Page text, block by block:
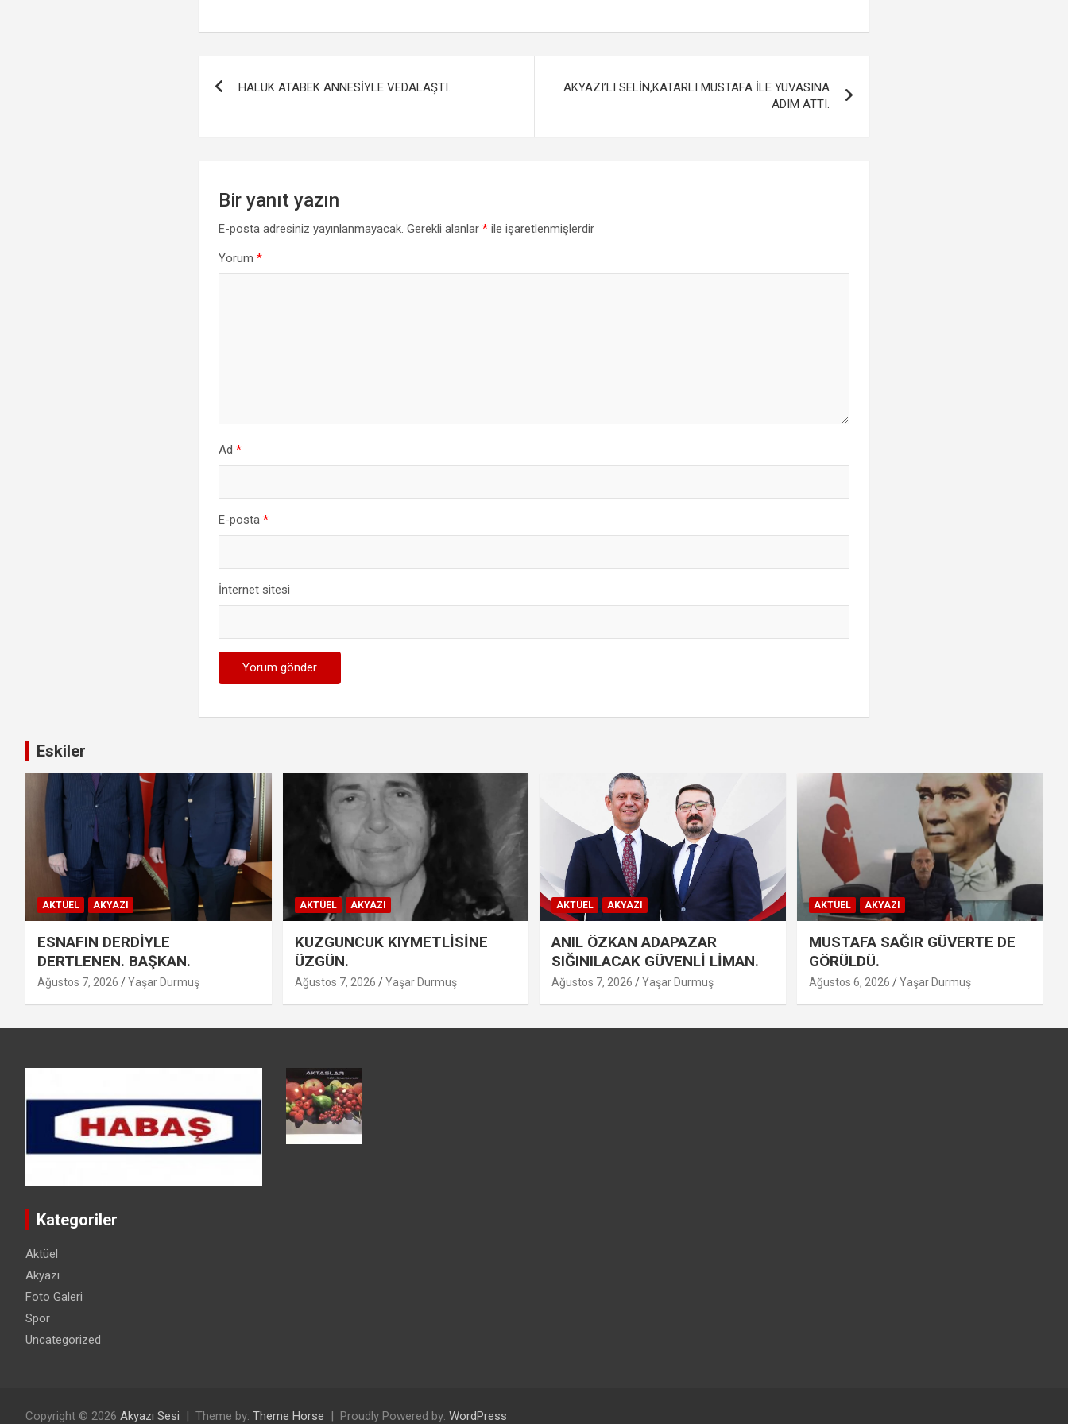
ce
o
k
tt at
A
p
ail ar
HALUK ATABEK ANNESİYLE VEDALAŞTI.
AKYAZI’LI SELİN,KATARLI MUSTAFA İLE YUVASINA
ADIM ATTI.
Bir yanıt yazın
E-posta adresiniz yayınlanmayacak. Gerekli alanlar* ile işaretlenmişlerdir
Yorum*
Ad*
E-posta*
İnternet sitesi
Eskiler
AKTÜEL AKYAZI
ESNAFIN DERDİYLE
DERTLENEN. BAŞKAN.
Ağustos 7, 2026 Yaşar Durmuş
AKTÜEL AKYAZI
KUZGUNCUK KIYMETLİSİNE
ÜZGÜN.
Ağustos 7, 2026 Yaşar Durmuş
AKTÜEL AKYAZI
ANIL ÖZKAN ADAPAZAR
SIĞINILACAK GÜVENLİ LİMAN.
Ağustos 7, 2026 Yaşar Durmuş
AKTÜEL AKYAZI
MUSTAFA SAĞIR GÜVERTE DE
GÖRÜLDÜ.
Ağustos 6, 2026 Yaşar Durmuş
Kategoriler
Aktüel
Akyazı
Foto Galeri
Spor
Uncategorized
Copyright © 2026 Akyazı Sesi Theme by: Theme Horse Proudly Powered by: WordPress